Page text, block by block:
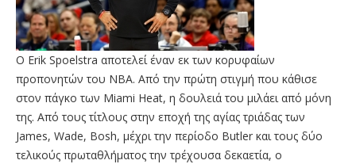
O Erik Spoelstra αποτελεί έναν εκ των κορυφαίων
προπονητών του ΝΒΑ. Από την πρώτη στιγμή που κάθισε
στον πάγκο των Miami Heat, η δουλειά του μιλάει από μόνη
της. Από τους τίτλους στην εποχή της αγίας τριάδας των
James, Wade, Bosh, μέχρι την περίοδο Butler και τους δύο
τελικούς πρωταθλήματος την τρέχουσα δεκαετία, ο